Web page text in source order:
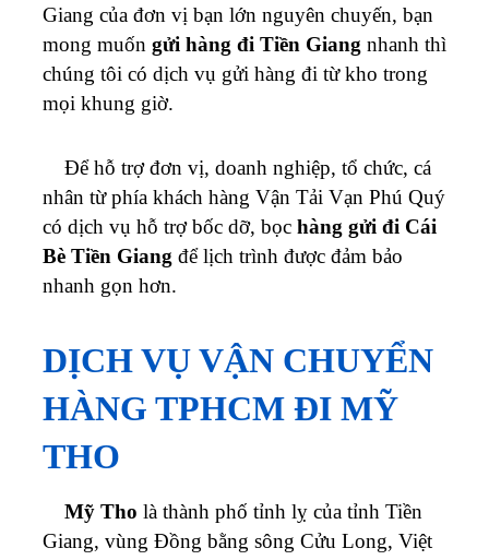
Giang của đơn vị bạn lớn nguyên chuyến, bạn
mong muốn gửi hàng đi Tiền Giang nhanh thì
chúng tôi có dịch vụ gửi hàng đi từ kho trong
mọi khung giờ.
Để hỗ trợ đơn vị, doanh nghiệp, tổ chức, cá
nhân từ phía khách hàng Vận Tải Vạn Phú Quý
có dịch vụ hỗ trợ bốc dỡ, bọc hàng gửi đi Cái
Bè Tiền Giang để lịch trình được đảm bảo
nhanh gọn hơn.
DỊCH VỤ VẬN CHUYỂN
HÀNG TPHCM ĐI MỸ
THO
Mỹ Tho là thành phố tỉnh lỵ của tỉnh Tiền
Giang, vùng Đồng bằng sông Cửu Long, Việt